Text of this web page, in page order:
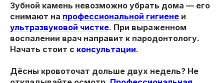
Зубной камень невозможно убрать дома — его
снимают на профессиональной гигиене и
ультразвуковой чистке. При выраженном
воспалении врач направит к пародонтологу.
Начать стоит с консультации.
Дёсны кровоточат дольше двух недель? Не